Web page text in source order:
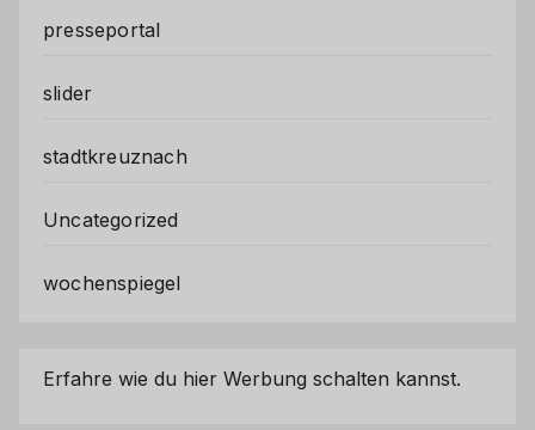
presseportal
slider
stadtkreuznach
Uncategorized
wochenspiegel
Erfahre wie du hier Werbung schalten kannst.